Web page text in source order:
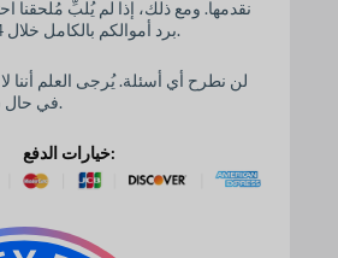
نقدمها. ومع ذلك، إذا لم يُلبِّ مُلحقنا
برد أموالكم بالكامل خلال 14 يومًا من الشراء.
لن نطرح أي أسئلة. يُرجى العلم أننا لا
في حال شراء المنتج بخصم.
خيارات الدفع: